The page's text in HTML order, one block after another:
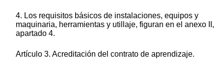
4. Los requisitos básicos de instalaciones, equipos y
maquinaria, herramientas y utillaje, figuran en el anexo II,
apartado 4.
Artículo 3. Acreditación del contrato de aprendizaje.